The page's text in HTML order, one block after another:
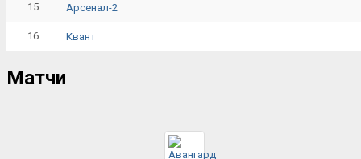
15 Арсенал-2
16 Квант
Матчи